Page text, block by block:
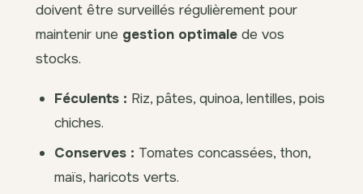
doivent être surveillés régulièrement pour
maintenir une gestion optimale de vos
stocks.
Féculents : Riz, pâtes, quinoa, lentilles, pois
chiches.
Conserves : Tomates concassées, thon,
maïs, haricots verts.